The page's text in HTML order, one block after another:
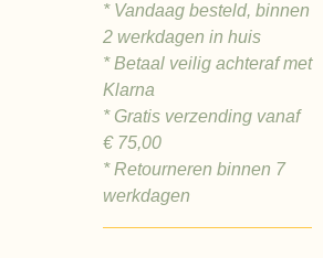
* Vandaag besteld, binnen
2 werkdagen in huis
* Betaal veilig achteraf met
Klarna
* Gratis verzending vanaf
€ 75,00
* Retourneren binnen 7
werkdagen